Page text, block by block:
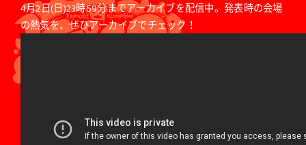
4月2日(日)23時59分までアーカイブを配信中。発表時の会場
の熱気を、ぜひアーカイブでチェック！